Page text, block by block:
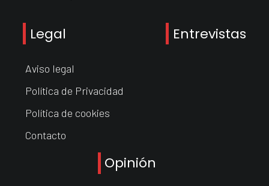
Legal
Aviso legal
Política de Privacidad
Política de cookies
Contacto
Entrevistas
Opinión